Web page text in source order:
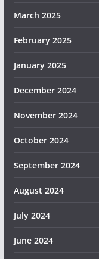
March 2025
February 2025
January 2025
December 2024
November 2024
October 2024
September 2024
August 2024
July 2024
June 2024